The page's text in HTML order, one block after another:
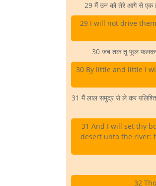
29 मैं उन को तेरे आगे से एक
29 I will not drive
30 जब तक तू फूल फलकर
30 By little and little I
31 मैं लाल समुद्र से ले कर
31 And I will set thy
desert unto the river:
32